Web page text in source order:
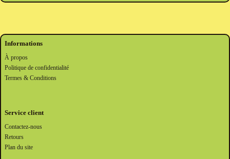
Informations
À propos
Politique de confidentialité
Termes & Conditions
Service client
Contactez-nous
Retours
Plan du site